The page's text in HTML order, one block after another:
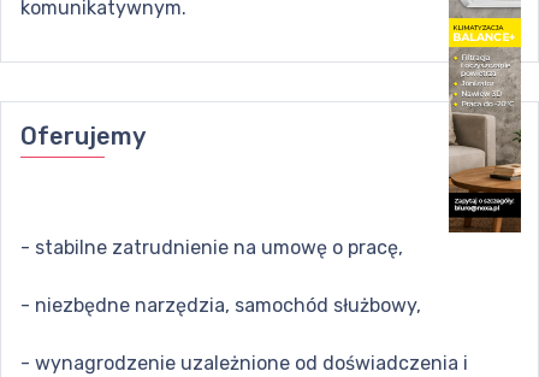
komunikatywnym.
Oferujemy
- stabilne zatrudnienie na umowę o pracę,
- niezbędne narzędzia, samochód służbowy,
- wynagrodzenie uzależnione od doświadczenia i